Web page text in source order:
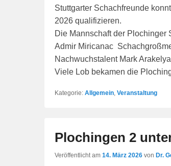
Stuttgarter Schachfreunde
2026 qualifizieren.
Die Mannschaft der Plochinger
Admir Miricanac
Nachwuchstalent Mark
Viele Lob bekamen die
Kategorie: Allgemein Veranstaltung
Plochingen 2
Veröffentlicht am 14. März 2026 von Dr.